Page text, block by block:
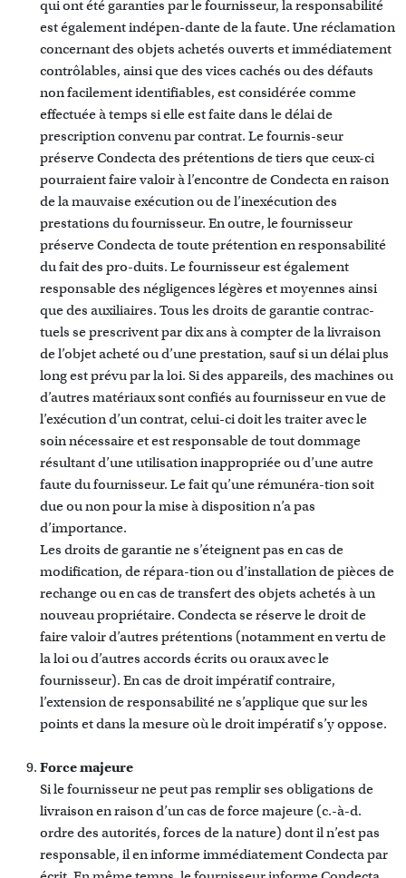
qui ont été garanties par le fournisseur, la responsabilité
est également indépen-dante de la faute. Une réclamation
concernant des objets achetés ouverts et immédiatement
contrôlables, ainsi que des vices cachés ou des défauts
non facilement identifiables, est considérée comme
effectuée à temps si elle est faite dans le délai de
prescription convenu par contrat. Le fournis-seur
préserve Condecta des prétentions de tiers que ceux-ci
pourraient faire valoir à l’encontre de Condecta en raison
de la mauvaise exécution ou de l’inexécution des
prestations du fournisseur. En outre, le fournisseur
préserve Condecta de toute prétention en responsabilité
du fait des pro-duits. Le fournisseur est également
responsable des négligences légères et moyennes ainsi
que des auxiliaires. Tous les droits de garantie contrac-
tuels se prescrivent par dix ans à compter de la livraison
de l’objet acheté ou d’une prestation, sauf si un délai plus
long est prévu par la loi. Si des appareils, des machines ou
d’autres matériaux sont confiés au fournisseur en vue de
l’exécution d’un contrat, celui-ci doit les traiter avec le
soin nécessaire et est responsable de tout dommage
résultant d’une utilisation inappropriée ou d’une autre
faute du fournisseur. Le fait qu’une rémunéra-tion soit
due ou non pour la mise à disposition n’a pas
d’importance.
Les droits de garantie ne s’éteignent pas en cas de
modification, de répara-tion ou d’installation de pièces de
rechange ou en cas de transfert des objets achetés à un
nouveau propriétaire. Condecta se réserve le droit de
faire valoir d’autres prétentions (notamment en vertu de
la loi ou d’autres accords écrits ou oraux avec le
fournisseur). En cas de droit impératif contraire,
l’extension de responsabilité ne s’applique que sur les
points et dans la mesure où le droit impératif s’y oppose.
Force majeure
Si le fournisseur ne peut pas remplir ses obligations de
livraison en raison d’un cas de force majeure (c.-à-d.
ordre des autorités, forces de la nature) dont il n’est pas
responsable, il en informe immédiatement Condecta par